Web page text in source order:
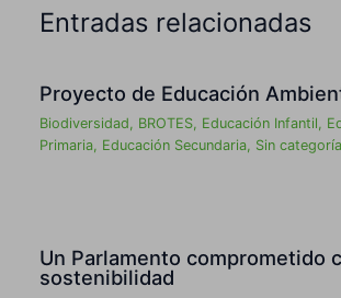
Entradas relacionadas
Proyecto de Educación
Biodiversidad BROTES Educación Infantil
Primaria Educación Secundaria Sin categoría
Un Parlamento comprometido
sostenibilidad